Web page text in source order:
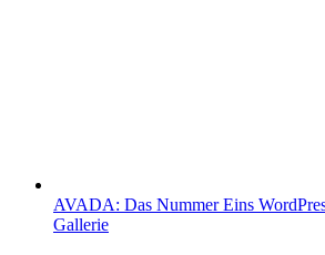
AVADA: Das Nummer Eins
Gallerie